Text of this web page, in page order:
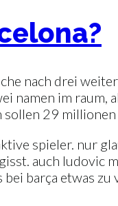
nach drei
im raum,
29 millionen
spieler. nur
auch ludovic
barça etwas